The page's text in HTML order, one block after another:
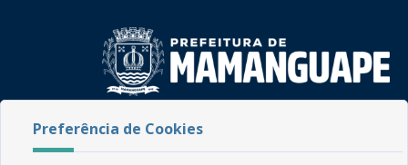
Rua do Imperador, 78, Centro
Preferência de Cookies